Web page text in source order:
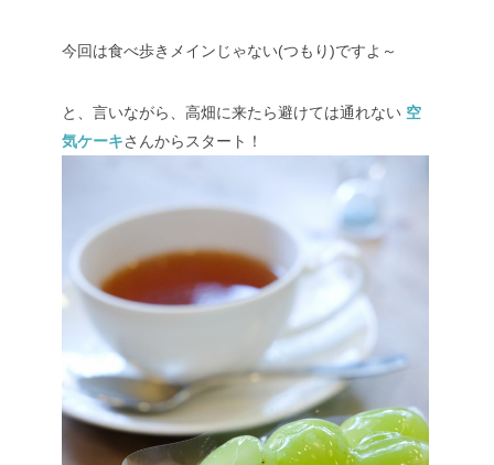
今回は食べ歩きメインじゃない(つもり)ですよ～
と、言いながら、高畑に来たら避けては通れない 空
気ケーキさんからスタート！